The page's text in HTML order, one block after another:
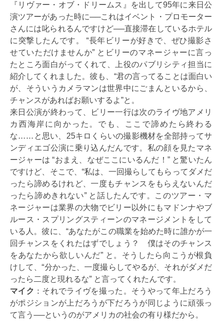
『リヴァー・オブ・ドリームス』を出して95年に来日公
演ツアーがあった時に──これはイベント・プロモーター
さんには叱られるんですけど──直接滞在しているホテル
に突撃したんです。 “長年ビリーが好きで、ぜひ撮影さ
せていただけませんか” とビリーのマネージャーに言っ
たところ面白がってくれて、上役のパブリシティ担当に
紹介してくれました。彼も、“君の言ってることは面白い
が、そういうカメラマンは世界中にごまんといるから、
チャンスがあればお願いするよ”と。
来日公演が終わって、ビリー一行は次のライヴ地アメリ
カ西海岸に向かった。でも、ここで諦めたら終わる
な……と思い、25キロくらいの撮影機材を全部持ってサ
ンディエゴ公演に乗り込んだんです。私の顔を見たマネ
ージャーは “おまえ、なぜここにいるんだ！” と驚いたん
ですけど、そこで、“私は、一回撮らしてもらってダメだ
ったら諦めるけれど、一度もチャンスをもらえないんだ
ったら諦めきれない” と話したんです。このツアー・マ
ネージャーは業界の大物でビリー以外にもマドンナやブ
ルース・スプリングスティーンのマネージメントをして
いる人。彼に、“あなたがこの職業を始めた時に誰かが一
回チャンスをくれたはずでしょう？ 僕はそのチャンス
をあなたから欲しいんだ” と。そうしたら向こうが根負
けして、“分かった、一度撮らしてやるが、それがダメだ
ったら二度と現れるな” と言ってくれたんです。
マイク ：それでライヴを撮った。そうやって年上だろう
がポジションが上だろうが下だろうが同じように頑張っ
て言う──というのがアメリカの社会の有り様だから。